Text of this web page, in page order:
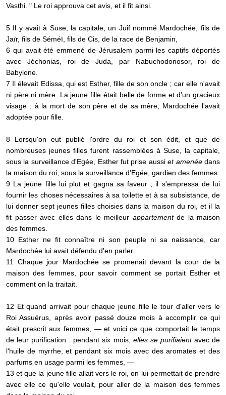
Vasthi. " Le roi approuva cet avis, et il fit ainsi.
5 Il y avait à Suse, la capitale, un Juif nommé Mardochée, fils de
Jaïr, fils de Séméï, fils de Cis, de la race de Benjamin,
6 qui avait été emmené de Jérusalem parmi les captifs déportés
avec Jéchonias, roi de Juda, par Nabuchodonosor, roi de
Babylone.
7 Il élevait Edissa, qui est Esther, fille de son oncle ; car elle n'avait
ni père ni mère. La jeune fille était belle de forme et d'un gracieux
visage ; à la mort de son père et de sa mère, Mardochée l'avait
adoptée pour fille.
8 Lorsqu'on eut publié l'ordre du roi et son édit, et que de
nombreuses jeunes filles furent rassemblées à Suse, la capitale,
sous la surveillance d'Egée, Esther fut prise aussiet amenéedans
la maison du roi, sous la surveillance d'Egée, gardien des femmes.
9 La jeune fille lui plut et gagna sa faveur ; il s'empressa de lui
fournir les choses nécessaires à sa toilette et à sa subsistance, de
lui donner sept jeunes filles choisies dans la maison du roi, et il la
fit passer avec elles dans le meilleur appartementde la maison
des femmes.
10 Esther ne fit connaître ni son peuple ni sa naissance, car
Mardochée lui avait défendu d'en parler.
11 Chaque jour Mardochée se promenait devant la cour de la
maison des femmes, pour savoir comment se portait Esther et
comment on la traitait.
12 Et quand arrivait pour chaque jeune fille le tour d'aller vers le
Roi Assuérus, après avoir passé douze mois à accomplir ce qui
était prescrit aux femmes, — et voici ce que comportait le temps
de leur purification : pendant six mois, elles se purifiaientavec de
l'huile de myrrhe, et pendant six mois avec des aromates et des
parfums en usage parmi les femmes, —
13 et que la jeune fille allait vers le roi, on lui permettait de prendre
avec elle ce qu'elle voulait, pour aller de la maison des femmes